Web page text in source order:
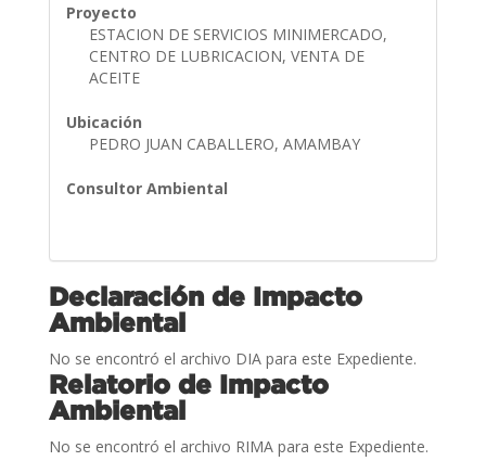
Proyecto
ESTACION DE SERVICIOS MINIMERCADO,
CENTRO DE LUBRICACION, VENTA DE
ACEITE
Ubicación
PEDRO JUAN CABALLERO, AMAMBAY
Consultor Ambiental
Declaración de Impacto
Ambiental
No se encontró el archivo DIA para este Expediente.
Relatorio de Impacto
Ambiental
No se encontró el archivo RIMA para este Expediente.